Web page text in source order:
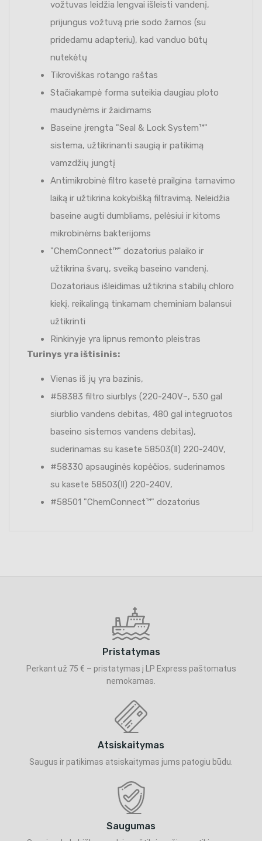
vožtuvas leidžia lengvai išleisti vandenį,
prijungus vožtuvą prie sodo žarnos (su
pridedamu adapteriu), kad vanduo būtų
nutekėtų
Tikroviškas rotango raštas
Stačiakampė forma suteikia daugiau ploto
maudynėms ir žaidimams
Baseine įrengta "Seal & Lock System™"
sistema, užtikrinanti saugią ir patikimą
vamzdžių jungtį
Antimikrobinė filtro kasetė prailgina tarnavimo
laiką ir užtikrina kokybišką filtravimą. Neleidžia
baseine augti dumbliams, pelėsiui ir kitoms
mikrobinėms bakterijoms
"ChemConnect™" dozatorius palaiko ir
užtikrina švarų, sveiką baseino vandenį.
Dozatoriaus išleidimas užtikrina stabilų chloro
kiekį, reikalingą tinkamam cheminiam balansui
užtikrinti
Rinkinyje yra lipnus remonto pleistras
Turinys yra ištisinis:
Vienas iš jų yra bazinis,
#58383 filtro siurblys (220-240V~, 530 gal
siurblio vandens debitas, 480 gal integruotos
baseino sistemos vandens debitas),
suderinamas su kasete 58503(Ⅱ) 220-240V,
#58330 apsauginės kopėčios, suderinamos
su kasete 58503(Ⅱ) 220-240V,
#58501 "ChemConnect™" dozatorius
Pristatymas
Perkant už 75 € – pristatymas į LP Express paštomatus
nemokamas.
Atsiskaitymas
Saugus ir patikimas atsiskaitymas jums patogiu būdu.
Saugumas